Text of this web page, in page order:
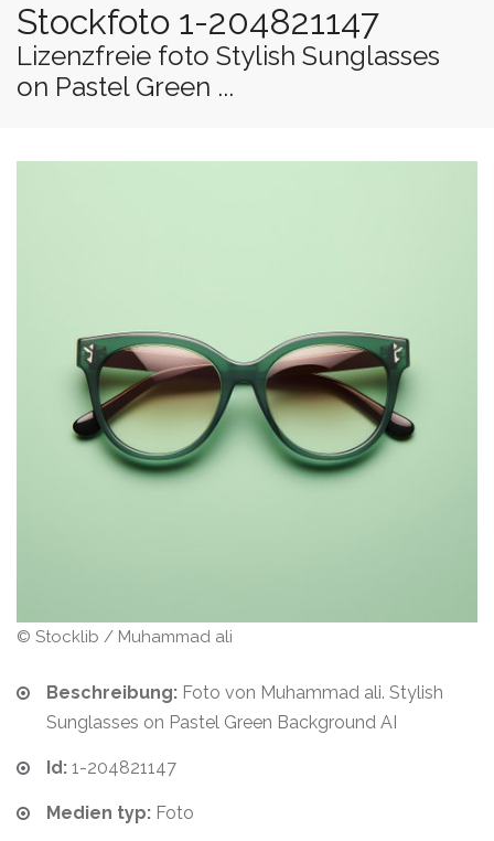
Stockfoto 1-204821147
Lizenzfreie foto Stylish Sunglasses
on Pastel Green ...
© Stocklib / Muhammad ali
Beschreibung: Foto von Muhammad ali. Stylish
Sunglasses on Pastel Green Background AI
Id: 1-204821147
Medien typ: Foto